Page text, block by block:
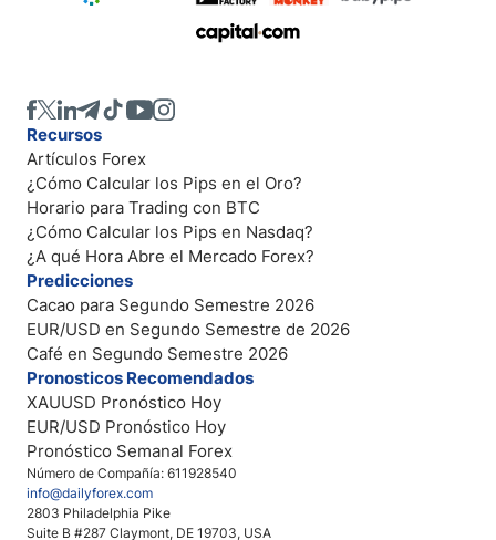
Número de Compañía: 611928540
info@dailyforex.com
2803 Philadelphia Pike
Suite B #287 Claymont, DE 19703, USA
Recursos
Artículos Forex
¿Cómo Calcular los Pips en el Oro?
Horario para Trading con BTC
¿Cómo Calcular los Pips en Nasdaq?
¿A qué Hora Abre el Mercado Forex?
Predicciones
Cacao para Segundo Semestre 2026
EUR/USD en Segundo Semestre de 2026
Café en Segundo Semestre 2026
Pronosticos Recomendados
XAUUSD Pronóstico Hoy
EUR/USD Pronóstico Hoy
Pronóstico Semanal Forex